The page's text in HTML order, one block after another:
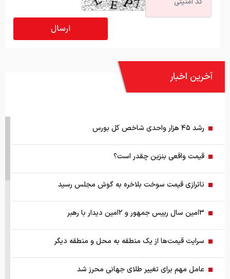
آخرین اخبار
رشد ۴۵ هزار واحدی شاخص کل بورس
قیمت واقعی بنزین چقدر است؟
ناترازی قیمت سوخت بلاخره به گوش مجلس رسید
۳امین سال رییس جمهور و ۲امین دیدار با رهبر
سرایت قیمت‌ها از یک منطقه به محل و منطقه دیگر
عامل مهم برای تغییر طلای جهانی محرز شد